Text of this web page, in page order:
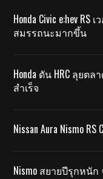
Honda Civic e:hev
สมรรถนะมากขึ้น
Honda ดัน HRC ลุย
สำเร็จ
Nissan Aura Nismo
Nismo สยายปีรุกหนั